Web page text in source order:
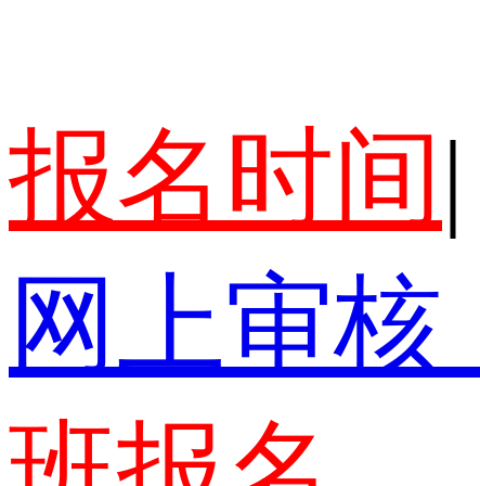
报名时间 |
网上审